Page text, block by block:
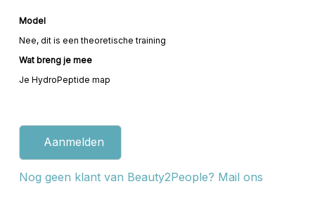
Model
Nee, dit is een theoretische training
Wat breng je mee
Je HydroPeptide map
Aanmelden
Nog geen klant van Beauty2People? Mail ons